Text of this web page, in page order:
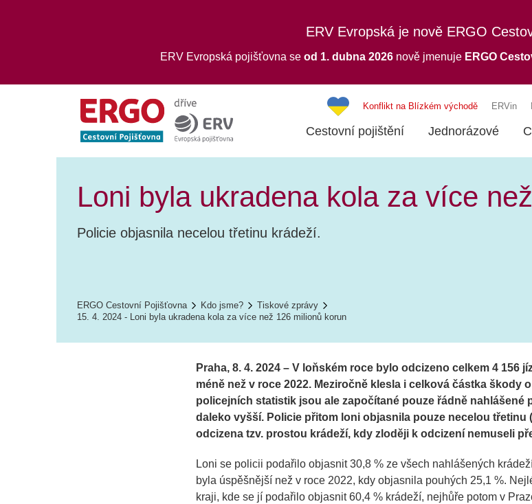
ERV Evropská je nově ERGO
ERV Evropská pojišťovna se od 1. dubna 2026 nově jmenuje ERGO
Konflikt na Blízkém východě ERVin
Cestovní pojištění Jednorázové
Loni byla ukradena kola za více
Policie objasnila necelou třetinu krádeží.
ERGO Cestovní Pojišťovna Kdo jsme?
Tiskové zprávy
15. 4. 2024 - Loni byla ukradena kola za více než 126 milionů korun
Praha, 8. 4. 2024 – V loňském roce bylo odcizeno celkem 4 156
méně než v roce 2022. Meziročně klesla i celková částka škody
policejních statistik jsou ale započítané pouze řádně nahlášené
daleko vyšší. Policie přitom loni objasnila pouze necelou třetinu
odcizena tzv. prostou krádeží, kdy zloději k odcizení nemuseli
Loni se policii podařilo objasnit 30,8 % ze všech nahlášených
byla úspěšnější než v roce 2022, kdy objasnila pouhých 25,1 %.
kraji, kde se jí podařilo objasnit 60,4 % krádeží, nejhůře potom v